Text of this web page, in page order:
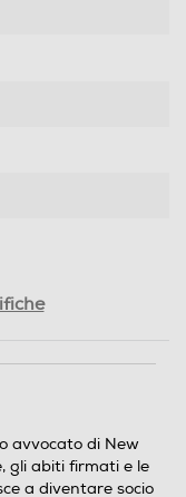
avvocato di New
gli abiti firmati e le
a diventare socio